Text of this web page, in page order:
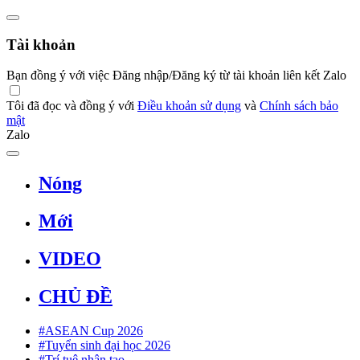
Tài khoản
Bạn đồng ý với việc Đăng nhập/Đăng ký từ tài khoản liên kết Zalo
Tôi đã đọc và đồng ý với Điều khoản sử dụng và Chính sách bảo
mật
Zalo
Nóng
Mới
VIDEO
CHỦ ĐỀ
#ASEAN Cup 2026
#Tuyển sinh đại học 2026